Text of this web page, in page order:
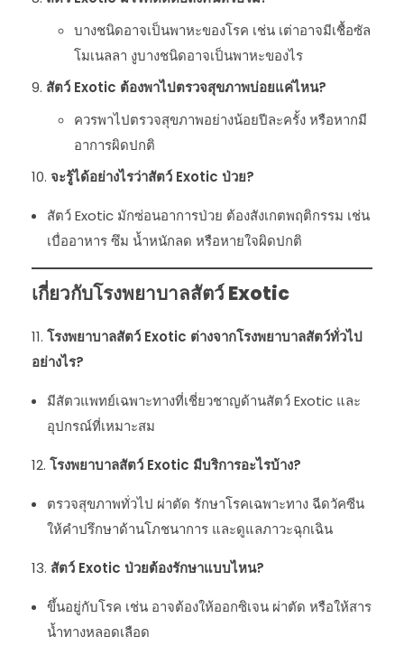
บางชนิดอาจเป็นพาหะของโรค เช่น เต่าอาจมีเชื้อซัล
โมเนลลา งูบางชนิดอาจเป็นพาหะของไร
สัตว์ Exotic ต้องพาไปตรวจสุขภาพบ่อยแค่ไหน?
ควรพาไปตรวจสุขภาพอย่างน้อยปีละครั้ง หรือหากมี
อาการผิดปกติ
จะรู้ได้อย่างไรว่าสัตว์ Exotic ป่วย?
สัตว์ Exotic มักซ่อนอาการป่วย ต้องสังเกตพฤติกรรม เช่น
เบื่ออาหาร ซึม น้ำหนักลด หรือหายใจผิดปกติ
เกี่ยวกับโรงพยาบาลสัตว์ Exotic
โรงพยาบาลสัตว์ Exotic ต่างจากโรงพยาบาลสัตว์ทั่วไป
อย่างไร?
มีสัตวแพทย์เฉพาะทางที่เชี่ยวชาญด้านสัตว์ Exotic และ
อุปกรณ์ที่เหมาะสม
โรงพยาบาลสัตว์ Exotic มีบริการอะไรบ้าง?
ตรวจสุขภาพทั่วไป ผ่าตัด รักษาโรคเฉพาะทาง ฉีดวัคซีน
ให้คำปรึกษาด้านโภชนาการ และดูแลภาวะฉุกเฉิน
สัตว์ Exotic ป่วยต้องรักษาแบบไหน?
ขึ้นอยู่กับโรค เช่น อาจต้องให้ออกซิเจน ผ่าตัด หรือให้สาร
น้ำทางหลอดเลือด